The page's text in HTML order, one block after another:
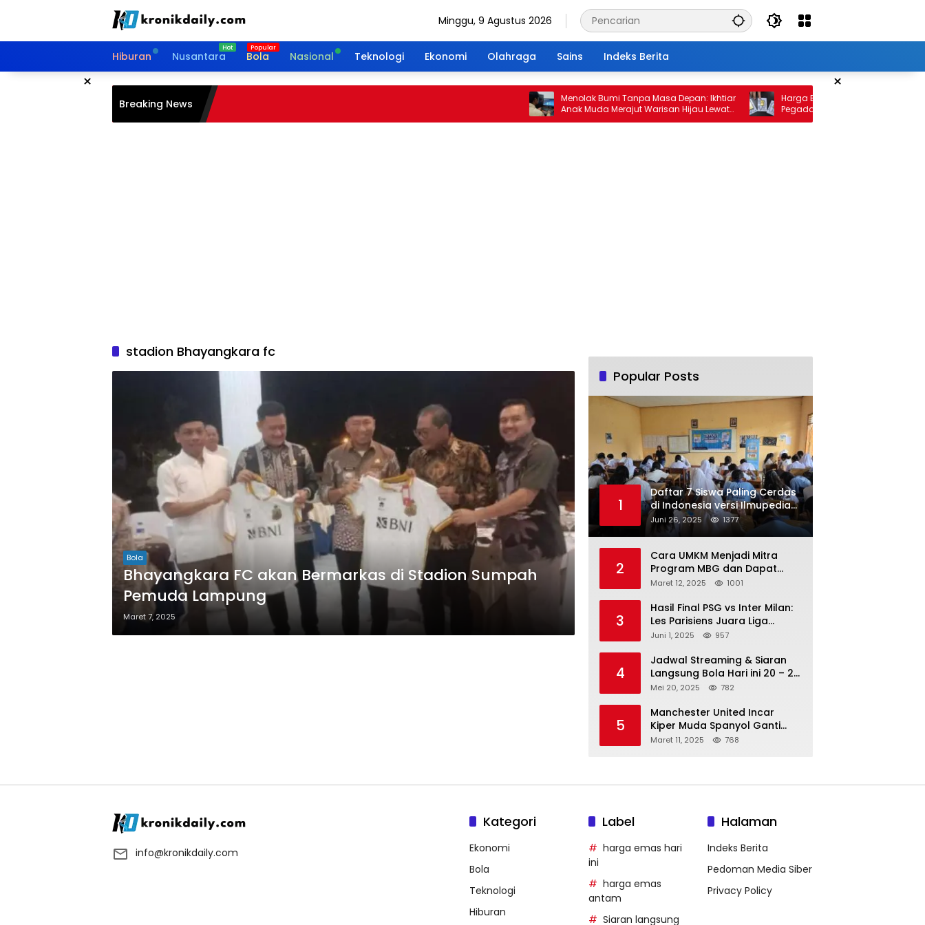
Minggu, 9 Agustus 2026
Hiburan Nusantara Bola Nasional Teknologi Ekonomi Olahraga Sains Indeks Berita
× ×
Breaking News
Menolak Bumi Tanpa Masa Depan: Ikhtiar
Anak Muda Merajut Warisan Hijau Lewat
Portal Waktu
Harga Emas 10 Februari 2026: Antam
Pegadaian Kembali Melonjak
stadion Bhayangkara fc
Bola
Bhayangkara FC akan Bermarkas di Stadion Sumpah
Pemuda Lampung
Maret 7, 2025
Popular Posts
1
Daftar 7 Siswa Paling Cerdas
di Indonesia versi Ilmupedia
Tryout UTBK 2025
Juni 26, 2025 1377
2
Cara UMKM Menjadi Mitra
Program MBG dan Dapat
Modal Hingga Rp500 Juta
Maret 12, 2025 1001
3
Hasil Final PSG vs Inter Milan:
Les Parisiens Juara Liga
Champions 2025 usai Bantai il
Juni 1, 2025 957
4
Jadwal Streaming & Siaran
Langsung Bola Hari ini 20 – 21
Mei 2025: Manchester City vs
Mei 20, 2025 782
5
Manchester United Incar
Kiper Muda Spanyol Ganti
Andre Onana
Maret 11, 2025 768
info@kronikdaily.com
Kategori
Ekonomi
Bola
Teknologi
Hiburan
Label
harga emas hari
ini
harga emas
antam
Siaran langsung
Halaman
Indeks Berita
Pedoman Media Siber
Privacy Policy